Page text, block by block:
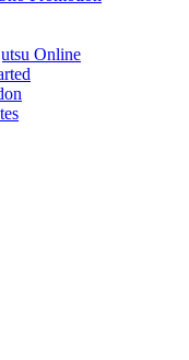
Online